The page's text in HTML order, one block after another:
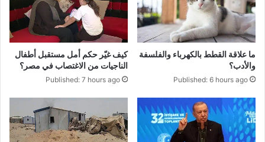
ما علاقة القطط بالكهرباء والفلسفة
والأدب؟
Published: 6 hours ago
كيف غيّر حكم أمل مستقبل أطفال
الناجيات من الاغتصاب في مصر؟
Published: 7 hours ago